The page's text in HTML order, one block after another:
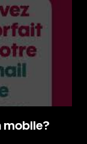
mobile?